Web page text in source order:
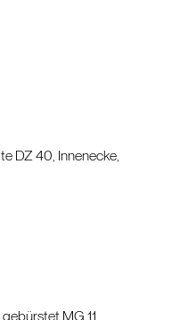
DZ 40, Innenecke,
MG 11